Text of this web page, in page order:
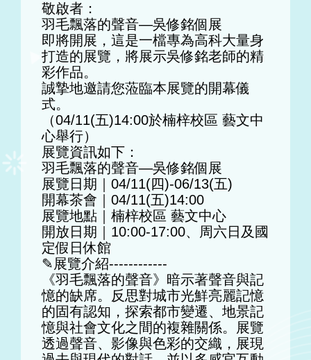
敬啟者：
羽毛飄落的聲音—吳修銘個展
即將開展，這是一檔專為高科大量身
打造的展覽，將展示吳修銘老師的精
彩作品。
誠摯地邀請您蒞臨本展覽的開幕儀
式。
（04/11(五)14:00於楠梓校區 藝文中
心舉行）
展覽資訊如下：
羽毛飄落的聲音—吳修銘個展
展覽日期｜04/11(四)-06/13(五)
開幕茶會｜04/11(五)14:00
展覽地點｜楠梓校區 藝文中心
開放日期｜10:00-17:00、周六日及國
定假日休館
✎展覽介紹------------
《羽毛飄落的聲音》暗示著聲音與記
憶的缺席。反思對城市光鮮亮麗記憶
的固有認知，探索都市變遷、地景記
憶與社會文化之間的複雜關係。展覽
透過聲音、影像與色彩的交織，展現